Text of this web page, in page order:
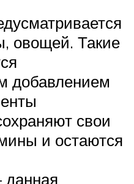
овощей. Такие
добавлением
свои
и остаются